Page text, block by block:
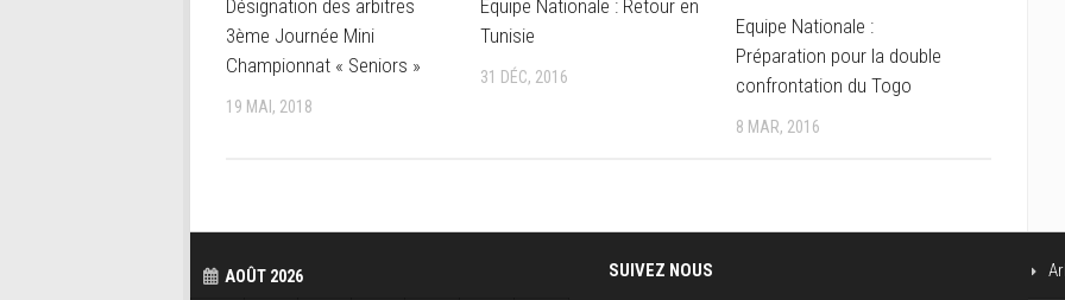
Désignation des arbitres
3ème Journée Mini
Championnat « Seniors »
19 MAI, 2018
Equipe Nationale : Retour en
Tunisie
31 DÉC, 2016
Equipe Nationale :
Préparation pour la double
confrontation du Togo
8 MAR, 2016
AOÛT 2026
SUIVEZ NOUS